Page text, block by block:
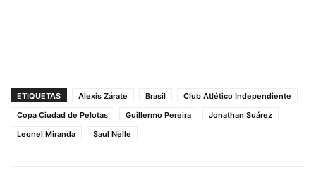
ETIQUETAS Alexis Zárate Brasil
Club Atlético Independiente
Copa Ciudad de Pelotas
Guillermo Pereira
Jonathan Suárez
Leonel Miranda
Saul Nelle